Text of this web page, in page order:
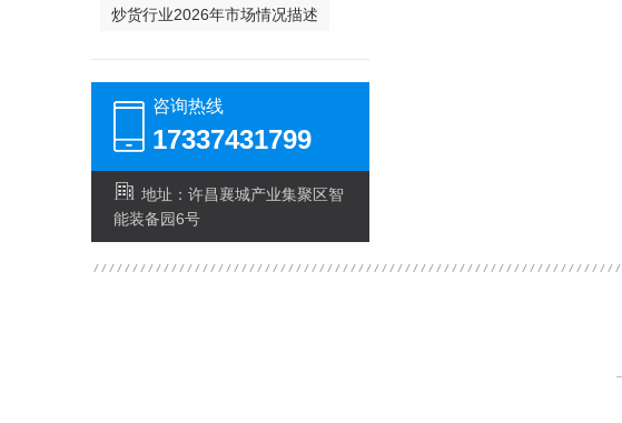
炒货行业2026年市场情况描述
咨询热线
17337431799
地址：许昌襄城产业集聚区智
能装备园6号